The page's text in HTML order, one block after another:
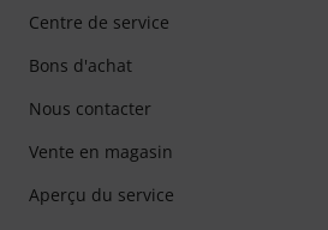
Centre de service
Bons d'achat
Nous contacter
Vente en magasin
Aperçu du service